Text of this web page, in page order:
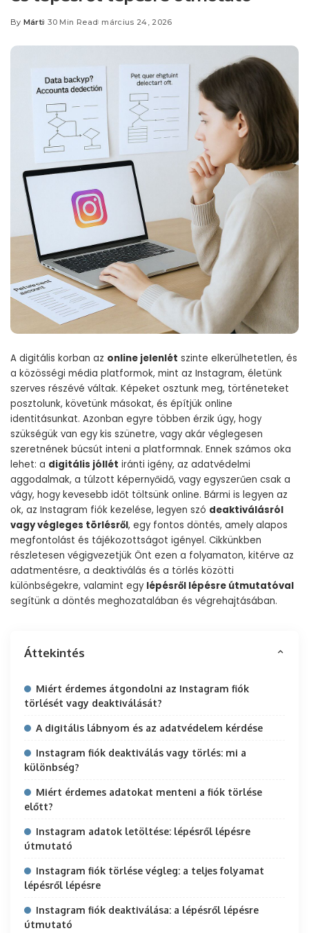
Posted
By Márti 30 Min Read március 24, 2026
A digitális korban az online jelenlét szinte elkerülhetetlen, és
a közösségi média platformok, mint az Instagram, életünk
szerves részévé váltak. Képeket osztunk meg, történeteket
posztolunk, követünk másokat, és építjük online
identitásunkat. Azonban egyre többen érzik úgy, hogy
szükségük van egy kis szünetre, vagy akár véglegesen
szeretnének búcsút inteni a platformnak. Ennek számos oka
lehet: a digitális jóllét iránti igény, az adatvédelmi
aggodalmak, a túlzott képernyőidő, vagy egyszerűen csak a
vágy, hogy kevesebb időt töltsünk online. Bármi is legyen az
ok, az Instagram fiók kezelése, legyen szó deaktiválásról
vagy végleges törlésről, egy fontos döntés, amely alapos
megfontolást és tájékozottságot igényel. Cikkünkben
részletesen végigvezetjük Önt ezen a folyamaton, kitérve az
adatmentésre, a deaktiválás és a törlés közötti
különbségekre, valamint egy lépésről lépésre útmutatóval
segítünk a döntés meghozatalában és végrehajtásában.
Áttekintés
Miért érdemes átgondolni az Instagram fiók
törlését vagy deaktiválását?
A digitális lábnyom és az adatvédelem kérdése
Instagram fiók deaktiválás vagy törlés: mi a
különbség?
Miért érdemes adatokat menteni a fiók törlése
előtt?
Instagram adatok letöltése: lépésről lépésre
útmutató
Instagram fiók törlése végleg: a teljes folyamat
lépésről lépésre
Instagram fiók deaktiválása: a lépésről lépésre
útmutató